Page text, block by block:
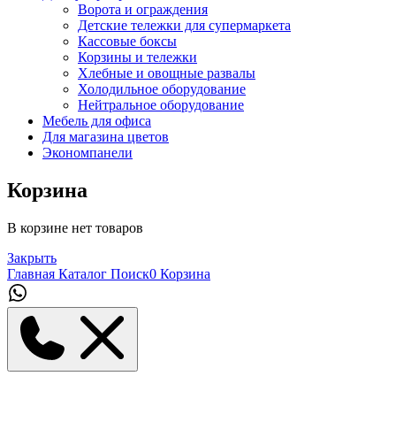
Ворота и ограждения
Детские тележки для супермаркета
Кассовые боксы
Корзины и тележки
Хлебные и овощные развалы
Холодильное оборудование
Нейтральное оборудование
Мебель для офиса
Для магазина цветов
Экономпанели
Корзина
В корзине нет товаров
Закрыть
Главная Каталог Поиск0 Корзина